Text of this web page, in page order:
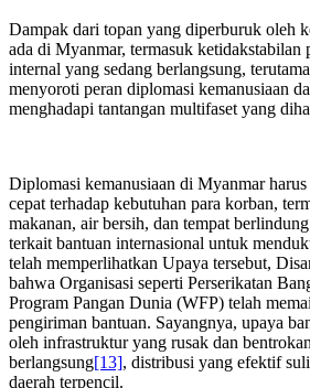
Dampak dari topan yang diperburuk oleh
ada di Myanmar, termasuk
internal yang sedang berlangsung,
menyoroti peran diplomasi kemanusiaan
menghadapi tantangan multifaset yang
Diplomasi kemanusiaan di Myanmar
cepat terhadap kebutuhan para korban,
makanan, air bersih, dan tempat
terkait bantuan internasional untuk
telah memperlihatkan Upaya tersebut,
bahwa Organisasi seperti Perserikatan
Program Pangan Dunia (WFP) telah
pengiriman bantuan. Sayangnya, upaya
oleh infrastruktur yang rusak dan
berlangsung[13], distribusi yang efektif
daerah terpencil.